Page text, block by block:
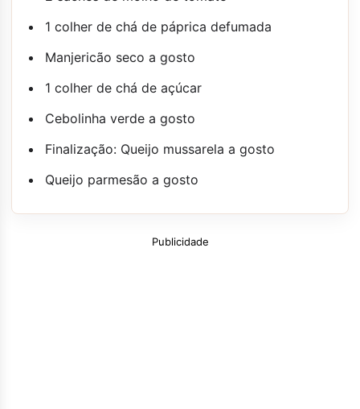
1 colher de chá de páprica defumada
Manjericão seco a gosto
1 colher de chá de açúcar
Cebolinha verde a gosto
Finalização: Queijo mussarela a gosto
Queijo parmesão a gosto
Publicidade